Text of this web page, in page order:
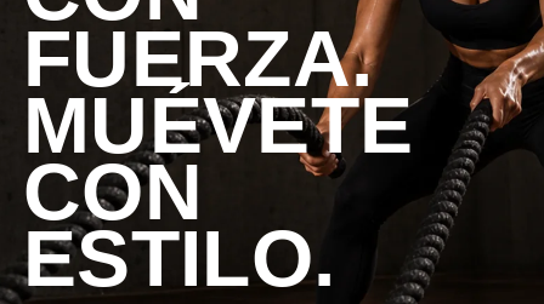
FUERZA.
MUÉVETE
CON
ESTILO.